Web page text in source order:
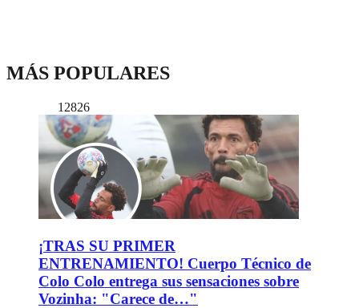
MÁS POPULARES
12826
¡TRAS SU PRIMER
ENTRENAMIENTO! Cuerpo Técnico de
Colo Colo entrega sus sensaciones sobre
Vozinha: "Carece de…"